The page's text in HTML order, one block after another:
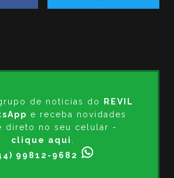
de notícias do
REVIL
e receba novidades
direto no seu celular -
clique aqui
99812-9682